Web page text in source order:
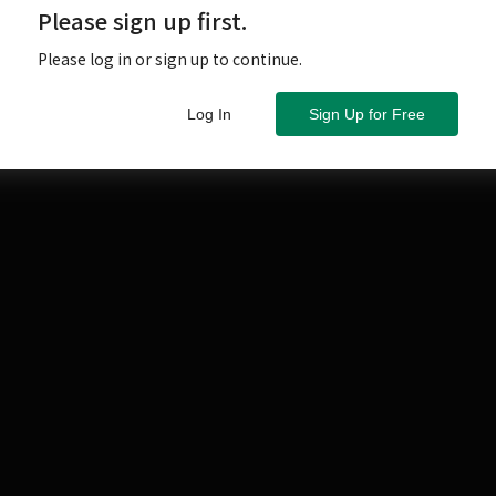
加工不但精密度差，而且驅動構造複雜，隨著使用的潤
Please sign up first.
Please log in or sign up to continue.
Sign Up for Free
Log In